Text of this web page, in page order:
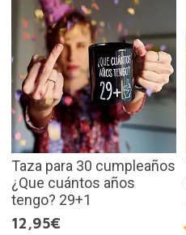
Taza para 30 cumpleaños
¿Que cuántos años
tengo? 29+1
12,95€